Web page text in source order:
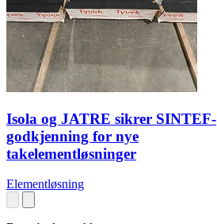
Isola og JATRE sikrer SINTEF-
godkjenning for nye
takelementløsninger
Elementløsning